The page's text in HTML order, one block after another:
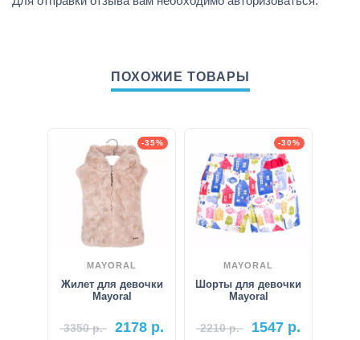
ПОХОЖИЕ ТОВАРЫ
-35%
MAYORAL
Жилет для девочки
Mayoral
3350р. 2178 р.
-30%
MAYORAL
Шорты для девочки
Mayoral
2210р. 1547 р.